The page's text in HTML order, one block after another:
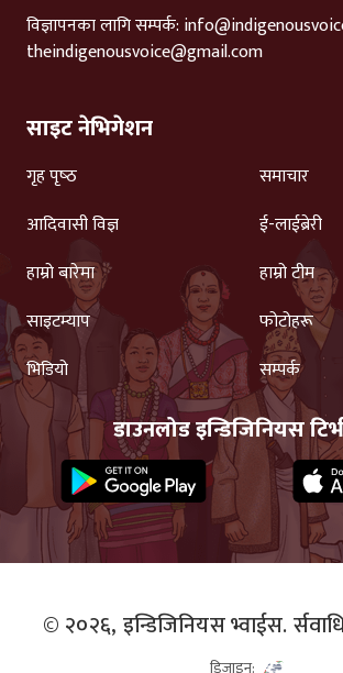
विज्ञापनका लागि सम्पर्क:
theindigenousvoice@gmail.com
साइट नेभिगेशन
गृह पृष्‍ठ
समाचार
आदिवासी विज्ञ
ई-लाईब्रेरी
हाम्रो बारेमा
हाम्रो टीम
साइटम्याप
फोटोहरू
भिडियो
सम्पर्क
डाउनलोड इन्डिजिनियस
© २०२६, इन्डिजिनियस भ्वाईस.